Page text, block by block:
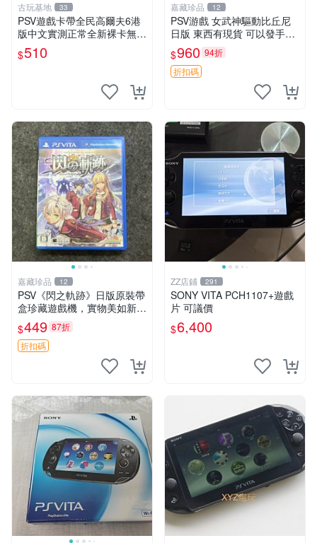
古玩基地 33
PSV遊戲卡帶全民高爾夫6港
版中文實測正常全新裸卡無保
售不退換單次購兩張以上再享
優惠 全民高爾夫6 PSV 港版
$510
嘉藏珍品 12
PSV游戲 女武神驅動比丘尼
日版 東西有現貨 可以發手物
品 無質量問題售不退不換
$960 94折
折扣碼
嘉藏珍品 12
PSV《閃之軌跡》日版原裝帶
盒珍藏遊戲機，實物美如新，
嚴選推薦 閃之軌跡 日版 PSV
原裝帶盒
$449 87折
折扣碼
ZZ店鋪 291
SONY VITA PCH1107+遊戲
片 可議價
$6,400